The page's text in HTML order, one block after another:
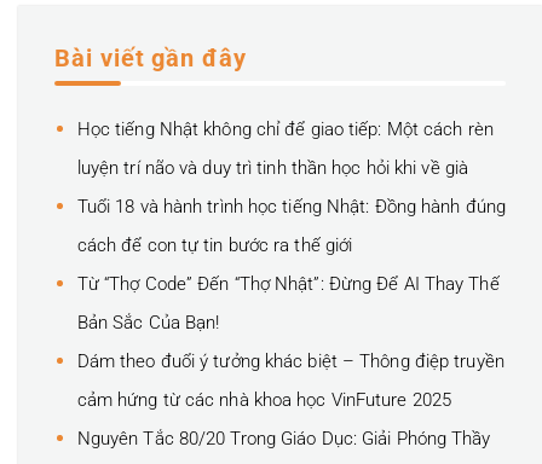
Bài viết gần đây
Học tiếng Nhật không chỉ để giao tiếp: Một cách rèn
luyện trí não và duy trì tinh thần học hỏi khi về già
Tuổi 18 và hành trình học tiếng Nhật: Đồng hành đúng
cách để con tự tin bước ra thế giới
Từ “Thợ Code” Đến “Thợ Nhật”: Đừng Để AI Thay Thế
Bản Sắc Của Bạn!
Dám theo đuổi ý tưởng khác biệt – Thông điệp truyền
cảm hứng từ các nhà khoa học VinFuture 2025
Nguyên Tắc 80/20 Trong Giáo Dục: Giải Phóng Thầy